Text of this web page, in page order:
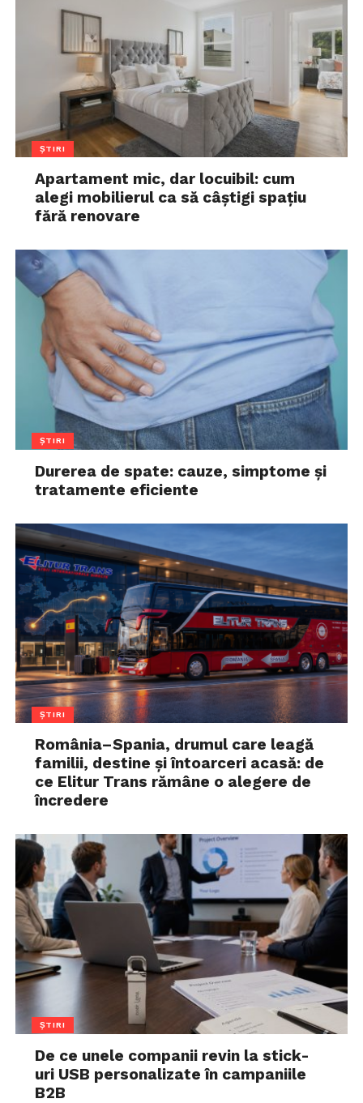
ȘTIRI
Apartament mic, dar locuibil: cum
alegi mobilierul ca să câștigi spațiu
fără renovare
ȘTIRI
Durerea de spate: cauze, simptome și
tratamente eficiente
ȘTIRI
România–Spania, drumul care leagă
familii, destine și întoarceri acasă: de
ce Elitur Trans rămâne o alegere de
încredere
ȘTIRI
De ce unele companii revin la stick-
uri USB personalizate în campaniile
B2B